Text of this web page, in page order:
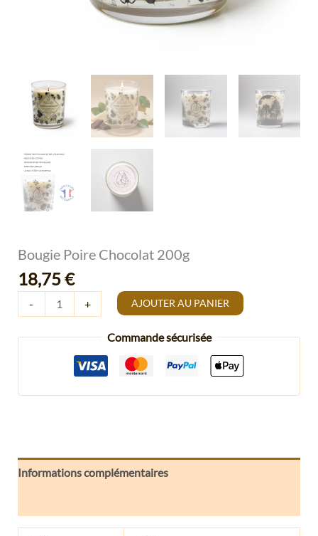
Bougie Poire Chocolat 200g
18,75€
- + AJOUTER AU PANIER
Commande sécurisée
Informations complémentaires